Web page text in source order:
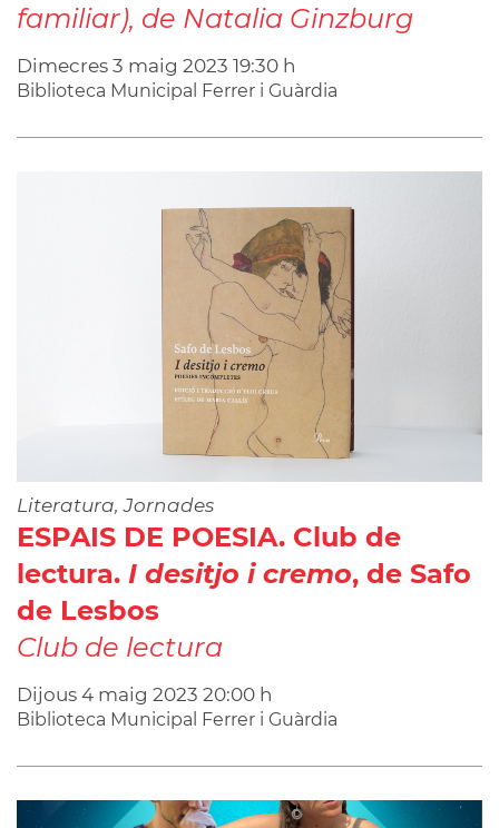
familiar), de Natalia Ginzburg
Dimecres 3 maig 2023 19:30 h
Biblioteca Municipal Ferrer i Guàrdia
Literatura, Jornades
ESPAIS DE POESIA. Club de
lectura. I desitjo i cremo, de Safo
de Lesbos
Club de lectura
Dijous 4 maig 2023 20:00 h
Biblioteca Municipal Ferrer i Guàrdia